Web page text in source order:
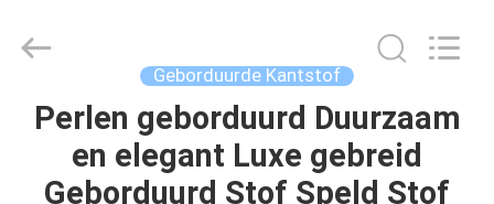
THUIS
PRODUCTEN
Ltd..
Geborduurde Kantstof
Perlen geborduurd Duurzaam
en elegant Luxe gebreid
Geborduurd Stof Speld Stof